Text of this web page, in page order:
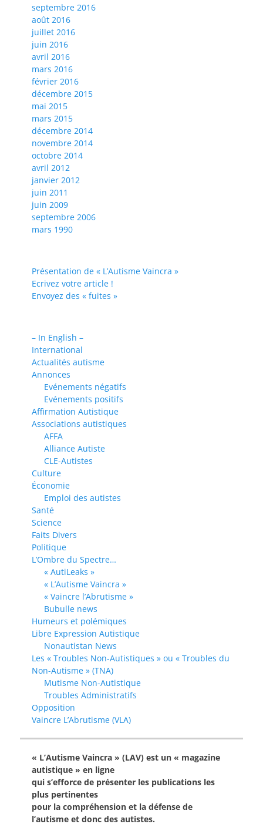
septembre 2016
août 2016
juillet 2016
juin 2016
avril 2016
mars 2016
février 2016
décembre 2015
mai 2015
mars 2015
décembre 2014
novembre 2014
octobre 2014
avril 2012
janvier 2012
juin 2011
juin 2009
septembre 2006
mars 1990
Présentation de « L’Autisme Vaincra »
Ecrivez votre article !
Envoyez des « fuites »
– In English –
International
Actualités autisme
Annonces
Evénements négatifs
Evénements positifs
Affirmation Autistique
Associations autistiques
AFFA
Alliance Autiste
CLE-Autistes
Culture
Économie
Emploi des autistes
Santé
Science
Faits Divers
Politique
L’Ombre du Spectre…
« AutiLeaks »
« L’Autisme Vaincra »
« Vaincre l’Abrutisme »
Bubulle news
Humeurs et polémiques
Libre Expression Autistique
Nonautistan News
Les « Troubles Non-Autistiques » ou « Troubles du
Non-Autisme » (TNA)
Mutisme Non-Autistique
Troubles Administratifs
Opposition
Vaincre L’Abrutisme (VLA)
« L’Autisme Vaincra » (LAV) est un « magazine
autistique » en ligne
qui s’efforce de présenter les publications les
plus pertinentes
pour la compréhension et la défense de
l’autisme et donc des autistes.